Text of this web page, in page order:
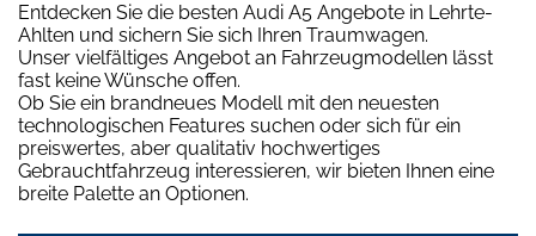
Entdecken Sie die besten Audi A5 Angebote in Lehrte-
Ahlten und sichern Sie sich Ihren Traumwagen.
Unser vielfältiges Angebot an Fahrzeugmodellen lässt
fast keine Wünsche offen.
Ob Sie ein brandneues Modell mit den neuesten
technologischen Features suchen oder sich für ein
preiswertes, aber qualitativ hochwertiges
Gebrauchtfahrzeug interessieren, wir bieten Ihnen eine
breite Palette an Optionen.